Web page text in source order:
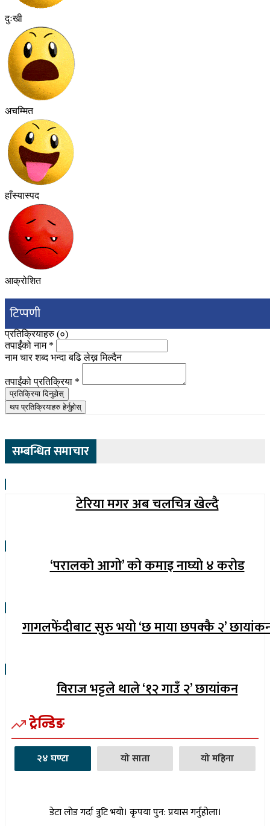
दुःखी
अचम्मित
हाँस्यास्पद
आक्रोशित
टिप्पणी
प्रतिक्रियाहरु (०)
तपाईंको नाम *
नाम चार शब्द भन्दा बढि लेख्न मिल्दैन
तपाईंको प्रतिक्रिया *
प्रतिक्रिया दिनुहोस्
थप प्रतिक्रियाहरु हेर्नुहोस्
सम्बन्धित समाचार
टेरिया मगर अब चलचित्र खेल्दै
‘परालको आगो’ को कमाइ नाघ्यो ४ करोड
गागलफेंदीबाट सुरु भयो ‘छ माया छपक्कै २’
विराज भट्टले थाले ‘१२ गाउँ २’ छायांकन
ट्रेन्डिङ
२४ घण्टा यो साता यो महिना
डेटा लोड गर्दा त्रुटि भयो। कृपया पुन: प्रयास गर्नुहोला।